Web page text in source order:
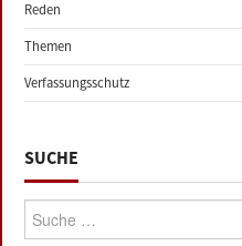
Reden
Themen
Verfassungsschutz
SUCHE
Suche: